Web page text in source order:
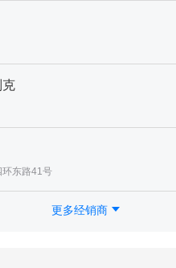
克
环东路41号
更多经销商